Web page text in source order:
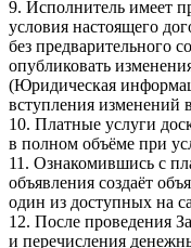
9. Исполнитель имеет
условия настоящего
без предварительного
опубликовать
(Юридическая
вступления изменений
10. Платные услуги
в полном объёме при
11. Ознакомившись с
объявления создаёт
один из доступных на
12. После проведения
и перечисления